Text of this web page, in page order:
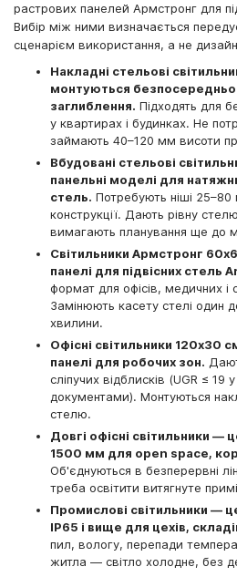
растрових панелей Армстронг для
Вибір між ними визначається
сценарієм використання, а не
Накладні стельові
монтуються безпосередньо
заглиблення. Підходять для
у квартирах і будинках. Не
займають 40–120 мм висоти
Вбудовані стельові
панельні моделі для
стель. Потребують ніші
конструкції. Дають рівну
вимагають планування ще до
Світильники Армстронг
панелі для підвісних стель
формат для офісів, медичних і
Замінюють касету стелі один
хвилини.
Офісні світильники 120x30
панелі для робочих зон.
сліпучих відблисків (UGR ≤
документами). Монтуються
стелю.
Довгі офісні світильники —
1500 мм для open space,
Об'єднуються в безперервні
треба освітити витягнуте
Промислові світильники —
IP65 і вище для цехів,
пил, вологу, перепади
житла — світло холодне, без